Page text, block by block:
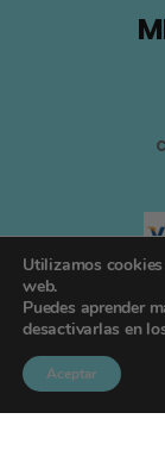
Utilizamos
web.
Puedes aprender
desactivarlas en
Aceptar